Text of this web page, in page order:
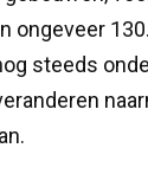
ongeveer
steeds